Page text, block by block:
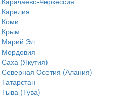
Карелия
Коми
Крым
Марий Эл
Мордовия
(Якутия)
Северная Осетия (Алания)
Тыва (Тува)